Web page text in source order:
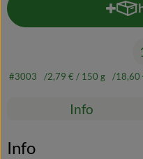
Über uns
Veranstaltungen
Blog
#3003 2,79 €/ 150 g
Info
Info